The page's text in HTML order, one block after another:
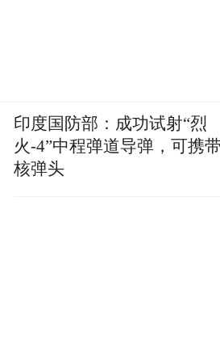
印度国防部：成功试射“烈
火-4”中程弹道导弹，可携带
核弹头